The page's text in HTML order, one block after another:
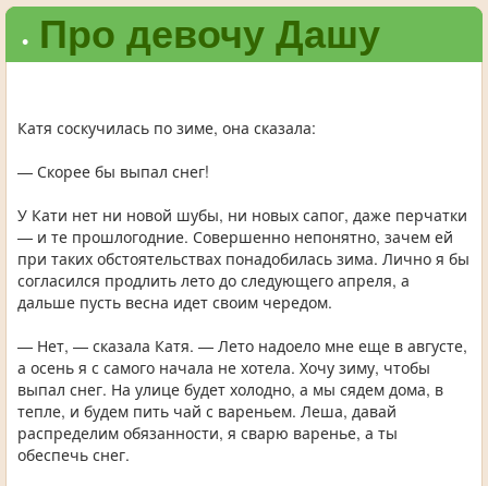
• Про девочу Дашу
Катя соскучилась по зиме, она сказала:
— Скорее бы выпал снег!
У Кати нет ни новой шубы, ни новых сапог, даже перчатки
— и те прошлогодние. Совершенно непонятно, зачем ей
при таких обстоятельствах понадобилась зима. Лично я бы
согласился продлить лето до следующего апреля, а
дальше пусть весна идет своим чередом.
— Нет, — сказала Катя. — Лето надоело мне еще в августе,
а осень я с самого начала не хотела. Хочу зиму, чтобы
выпал снег. На улице будет холодно, а мы сядем дома, в
тепле, и будем пить чай с вареньем. Леша, давай
распределим обязанности, я сварю варенье, а ты
обеспечь снег.